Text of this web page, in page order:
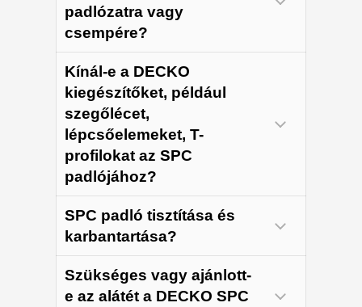
lépcsőelemek T-
padlózatra vagy
csempére?
Kínál-e a DECKO
kiegészítőket, például
szegőlécet,
lépcsőelemeket, T-
profilokat az SPC
padlójához?
szegőléceket
SPC padló tisztítása és
karbantartása?
Szükséges vagy ajánlott-
e az alátét a DECKO SPC